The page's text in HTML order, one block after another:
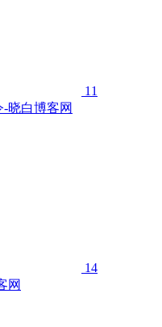
11
14